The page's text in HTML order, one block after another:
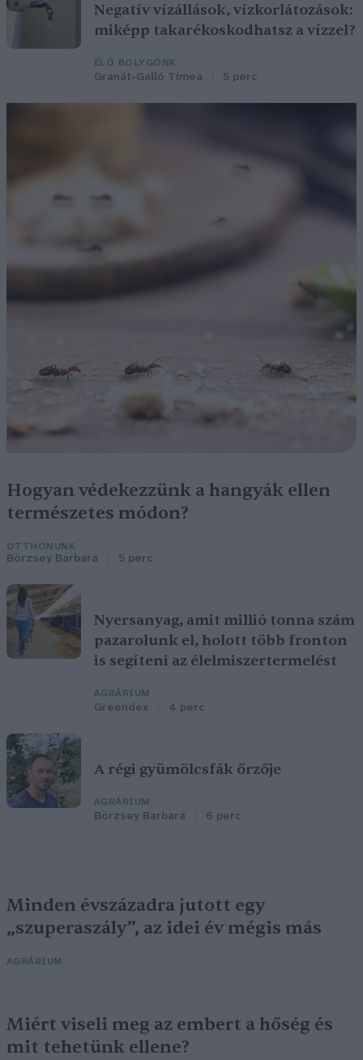
Negatív vízállások, vízkorlátozások:
miképp takarékoskodhatsz a vízzel?
ÉLŐ BOLYGÓNK
Granát-Galló Tímea 5 perc
Hogyan védekezzünk a hangyák ellen
természetes módon?
OTTHONUNK
Börzsey Barbara 5 perc
Nyersanyag, amit millió tonna szám
pazarolunk el, holott több fronton
is segíteni az élelmiszertermelést
AGRÁRIUM
Greendex 4 perc
A régi gyümölcsfák őrzője
AGRÁRIUM
Börzsey Barbara 6 perc
Minden évszázadra jutott egy
„szuperaszály”, az idei év mégis más
AGRÁRIUM
Miért viseli meg az embert a hőség és
mit tehetünk ellene?